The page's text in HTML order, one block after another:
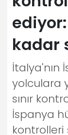
kadar
İtalya'nın
yolculara
sınır
İspanya
kontrolleri